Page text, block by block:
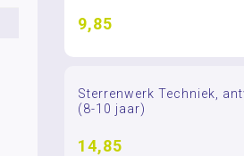
9,85
Sterrenwerk Techniek,
(8-10 jaar)
14,85